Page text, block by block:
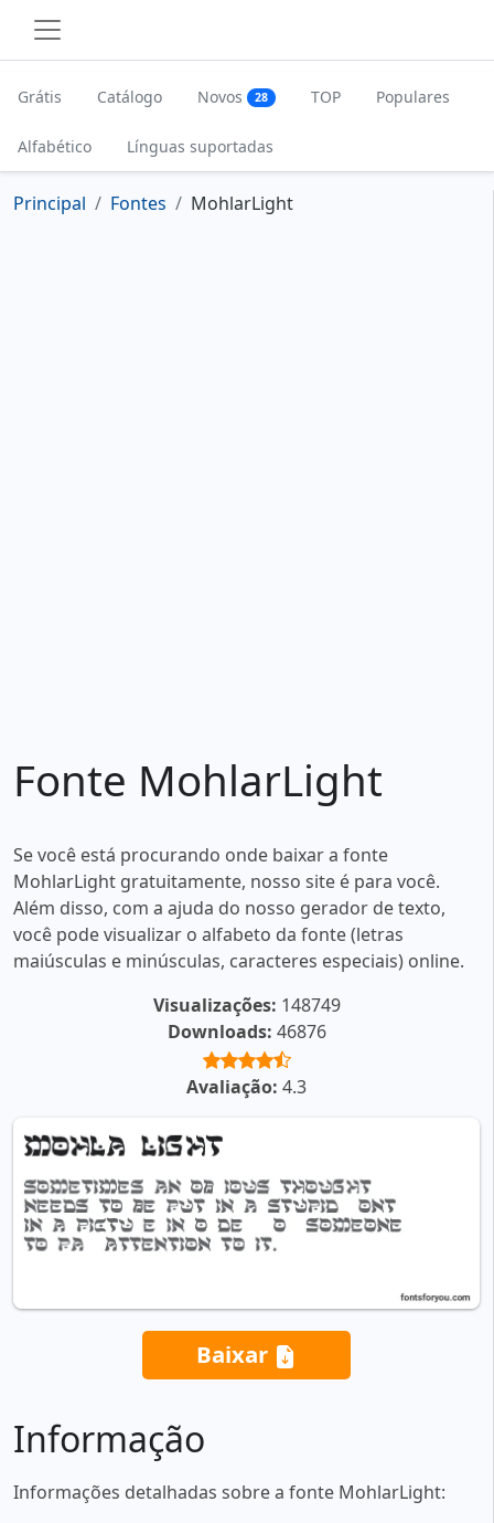
Grátis Catálogo Novos 28 TOP Populares
Alfabético Línguas suportadas
Principal Fontes MohlarLight
Fonte MohlarLight
Se você está procurando onde baixar a fonte
MohlarLight gratuitamente, nosso site é para você.
Além disso, com a ajuda do nosso gerador de texto,
você pode visualizar o alfabeto da fonte (letras
maiúsculas e minúsculas, caracteres especiais) online.
Visualizações: 148749
Downloads: 46876
Avaliação: 4.3
Baixar
Informação
Informações detalhadas sobre a fonte MohlarLight: